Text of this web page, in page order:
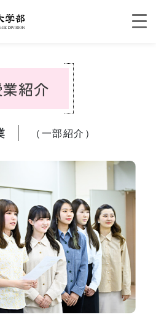
紹介
（一部紹介）